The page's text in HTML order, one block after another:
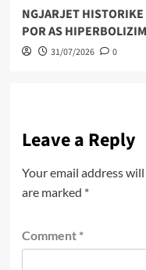
NGJARJET
POR AS HIPERBOLIZIM
31/07/2026 0
Leave a Reply
Your email address
are marked *
Comment *